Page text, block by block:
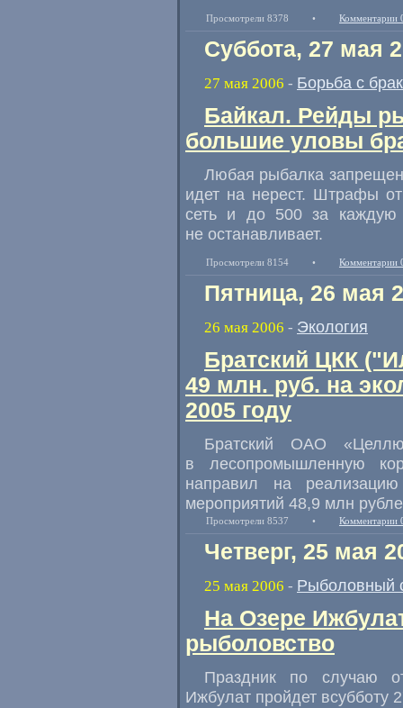
Просмотрели 8378 • Комментарии
Суббота, 27 мая
27 мая 2006 - Борьба с
Байкал. Рейды
большие уловы
Любая рыбалка
идет на нерест. Штрафы
сеть и до 500 за каждую
не останавливает.
Просмотрели 8154 • Комментарии
Пятница, 26 мая
26 мая 2006 - Экология
Братский ЦКК
49 млн. руб. на
2005 году
Братский ОАО
в лесопромышленную
направил на
мероприятий 48,9 млн
Просмотрели 8537 • Комментарии
Четверг, 25 мая
25 мая 2006 - Рыболовный
На Озере
рыболовство
Праздник по случаю
Ижбулат пройдет всубботу